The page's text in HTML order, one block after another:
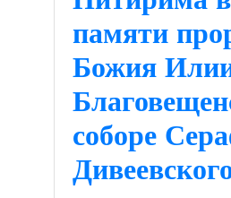
памяти
Божия
соборе